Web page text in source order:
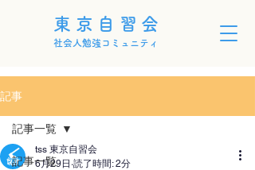
東京自習会
社会人勉強コミュニティ
記事
記事一覧
記事一覧
tss 東京自習会
6月29日 読了時間: 2分